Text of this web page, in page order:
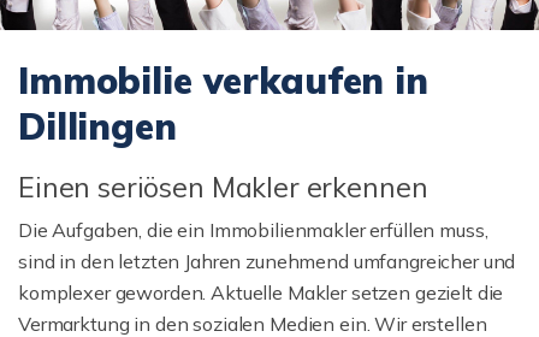
Immobilie verkaufen in
Dillingen
Einen seriösen Makler erkennen
Die Aufgaben, die ein Immobilienmakler erfüllen muss,
sind in den letzten Jahren zunehmend umfangreicher und
komplexer geworden. Aktuelle Makler setzen gezielt die
Vermarktung in den sozialen Medien ein. Wir erstellen